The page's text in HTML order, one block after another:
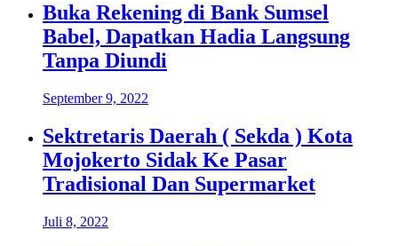
Buka Rekening di Bank Sumsel
Babel, Dapatkan Hadia Langsung
Tanpa Diundi
September 9, 2022
Sektretaris Daerah ( Sekda ) Kota
Mojokerto Sidak Ke Pasar
Tradisional Dan Supermarket
Juli 8, 2022